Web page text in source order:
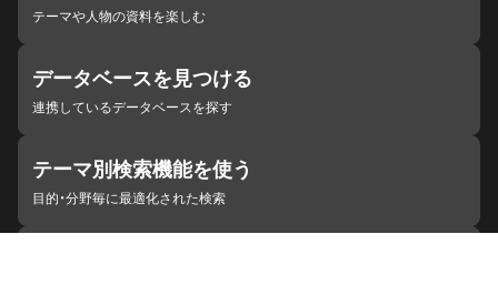
テーマや人物の資料を楽しむ
データベースを見つける
連携しているデータベースを探す
テーマ別検索機能を使う
目的・分野毎に最適化された検索